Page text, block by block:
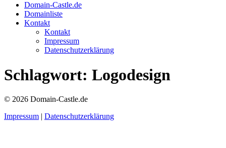
Domain-Castle.de
Domainliste
Kontakt
Kontakt
Impressum
Datenschutzerklärung
Schlagwort: Logodesign
© 2026 Domain-Castle.de
Impressum | Datenschutzerklärung